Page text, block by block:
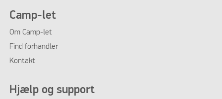
Camp-let
Om Camp-let
Find forhandler
Kontakt
Hjælp og support